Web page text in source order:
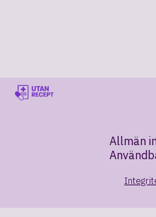
Allmän